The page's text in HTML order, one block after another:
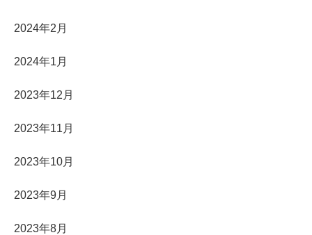
2024年2月
2024年1月
2023年12月
2023年11月
2023年10月
2023年9月
2023年8月